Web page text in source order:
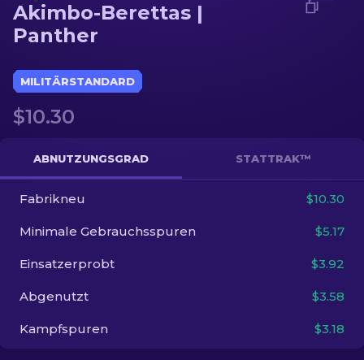
Scharfschützengewehr
Handschuh
Andere
DE
Akimbo-Berettas |
Panther
MILITÄRSTANDARD
$10.30
ABNUTZUNGSGRAD STATTRAK™
Fabrikneu $10.30
Minimale Gebrauchsspuren $5.17
Einsatzerprobt $3.92
Abgenutzt $3.58
Kampfspuren $3.18